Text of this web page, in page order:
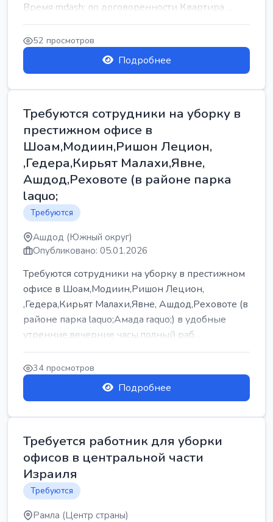
Время mdash; по договоренности Квартира ...
52 просмотров
Подробнее
Требуются сотрудники на уборку в
престижном офисе в
Шоам,Модиин,Ришон Лецион,
,Гедера,Кирьят Малахи,Явне,
Ашдод,Реховоте (в районе парка
laquo;
Требуются
Ашдод (Южный округ)
Опубликовано: 05.01.2026
Требуются сотрудники на уборку в престижном
офисе в Шоам,Модиин,Ришон Лецион,
,Гедера,Кирьят Малахи,Явне, Ашдод,Реховоте (в
районе парка laquo;Амада raquo;) в удобные
утренние,вечерние часы,полный раб...
34 просмотров
Подробнее
Требуется работник для уборки
офисов в центральной части
Израиля
Требуются
Рамла (Центр страны)